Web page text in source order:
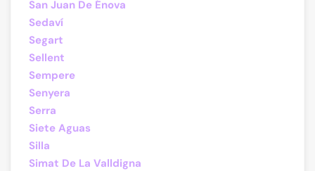
San Juan De Énova
Sedaví
Segart
Sellent
Sempere
Senyera
Serra
Siete Aguas
Silla
Simat De La Valldigna